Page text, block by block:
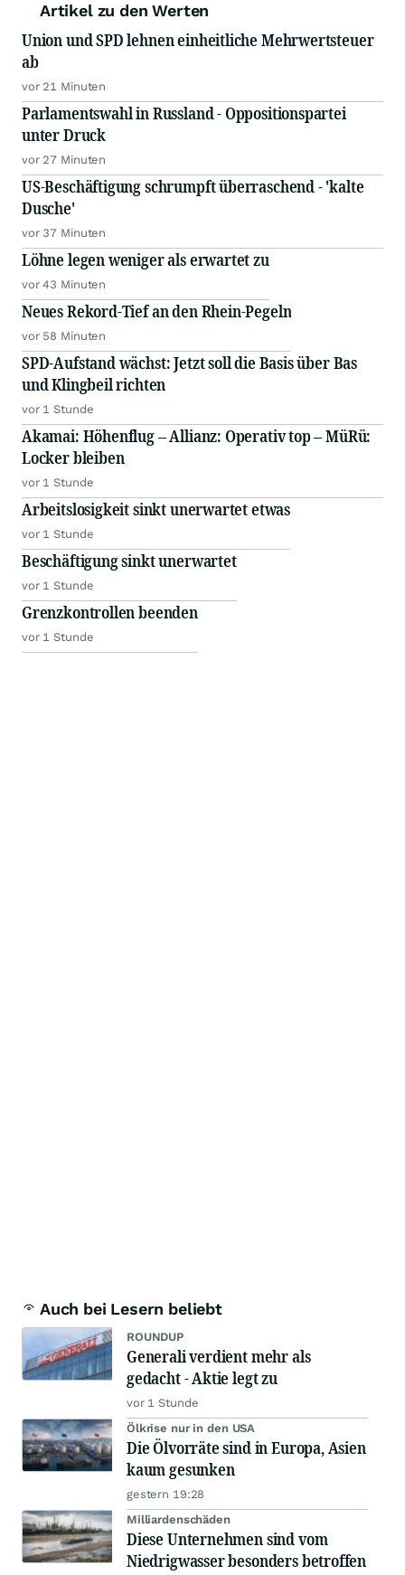
Artikel zu den Werten
Union und SPD lehnen einheitliche Mehrwertsteuer
ab
vor 21 Minuten
Parlamentswahl in Russland - Oppositionspartei
unter Druck
vor 27 Minuten
US-Beschäftigung schrumpft überraschend - 'kalte
Dusche'
vor 37 Minuten
Löhne legen weniger als erwartet zu
vor 43 Minuten
Neues Rekord-Tief an den Rhein-Pegeln
vor 58 Minuten
SPD-Aufstand wächst: Jetzt soll die Basis über Bas
und Klingbeil richten
vor 1 Stunde
Akamai: Höhenflug – Allianz: Operativ top – MüRü:
Locker bleiben
vor 1 Stunde
Arbeitslosigkeit sinkt unerwartet etwas
vor 1 Stunde
Beschäftigung sinkt unerwartet
vor 1 Stunde
Grenzkontrollen beenden
vor 1 Stunde
Auch bei Lesern beliebt
ROUNDUP
Generali verdient mehr als
gedacht - Aktie legt zu
vor 1 Stunde
Ölkrise nur in den USA
Die Ölvorräte sind in Europa, Asien
kaum gesunken
gestern 19:28
Milliardenschäden
Diese Unternehmen sind vom
Niedrigwasser besonders betroffen